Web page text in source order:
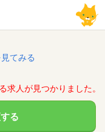
てみる
求人が見つかりました。
る